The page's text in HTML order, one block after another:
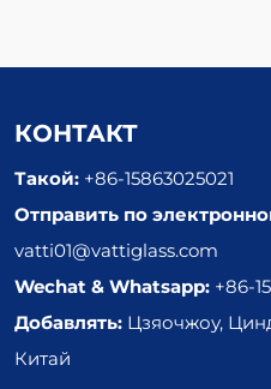
КОНТАКТ
Такой: +86-15863025021
Отправить по
vatti01@vattiglass.com
Wechat & Whatsapp: +86-
Добавлять: Цзяочжоу,
Китай